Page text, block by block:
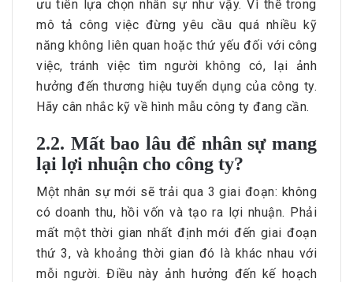
ưu tiên lựa chọn nhân sự như vậy. Vì thế trong
mô tả công việc đừng yêu cầu quá nhiều kỹ
năng không liên quan hoặc thứ yếu đối với công
việc, tránh việc tìm người không có, lại ảnh
hưởng đến thương hiệu tuyển dụng của công ty.
Hãy cân nhắc kỹ về hình mẫu công ty đang cần.
2.2. Mất bao lâu để nhân sự mang
lại lợi nhuận cho công ty?
Một nhân sự mới sẽ trải qua 3 giai đoạn: không
có doanh thu, hồi vốn và tạo ra lợi nhuận. Phải
mất một thời gian nhất định mới đến giai đoạn
thứ 3, và khoảng thời gian đó là khác nhau với
mỗi người. Điều này ảnh hưởng đến kế hoạch